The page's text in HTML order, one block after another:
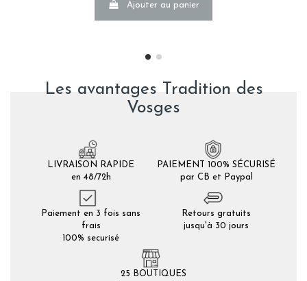
Ajouter au panier
Les avantages Tradition des
Vosges
LIVRAISON RAPIDE
en 48/72h
PAIEMENT 100% SÉCURISÉ
par CB et Paypal
Paiement en 3 fois sans
frais
100% securisé
Retours gratuits
jusqu'à 30 jours
25 BOUTIQUES